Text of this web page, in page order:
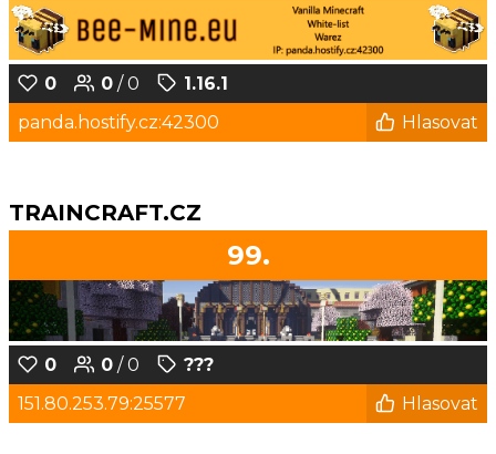
0 0 / 0
1.16.1
panda.hostify.cz:42300
Hlasovat
TRAINCRAFT.CZ
99.
0 0 / 0
???
151.80.253.79:25577
Hlasovat